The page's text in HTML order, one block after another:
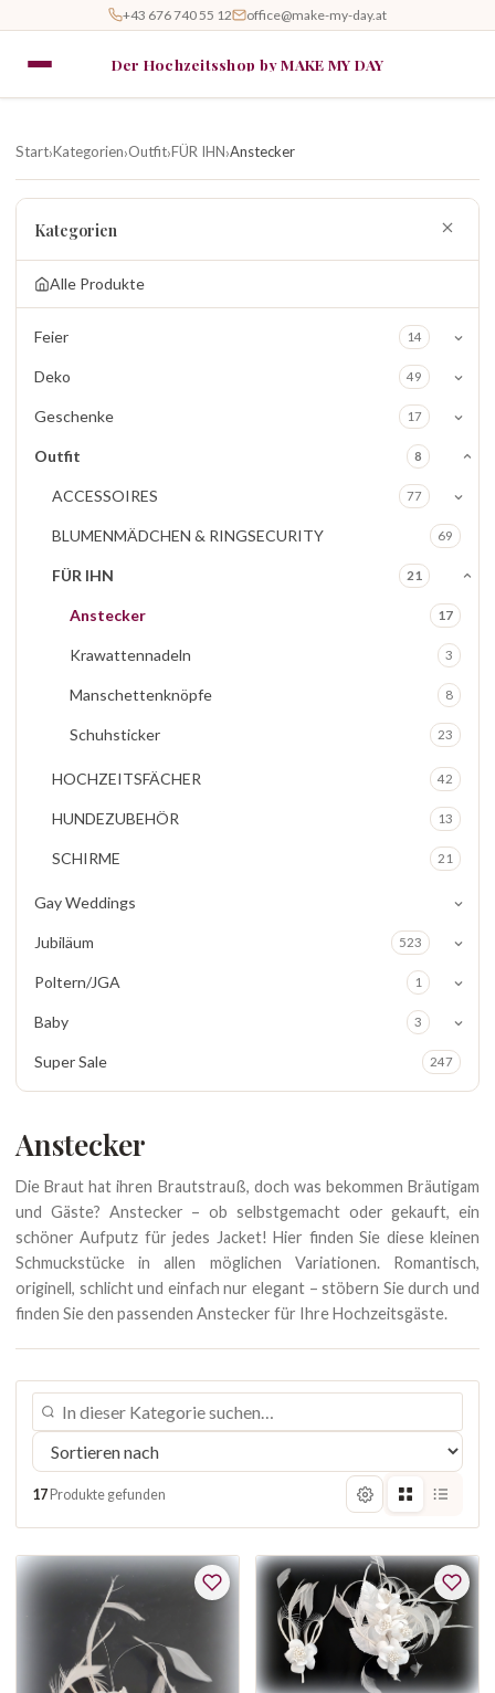
+43 676 740 55 12 office@make-my-day.at
Der Hochzeitsshop by MAKE MY DAY
Start›Kategorien›Outfit›FÜR IHN›Anstecker
Kategorien
Alle Produkte
Feier 14
Deko 49
Geschenke 17
Outfit 8
ACCESSOIRES 77
BLUMENMÄDCHEN & RINGSECURITY 69
FÜR IHN 21
Anstecker 17
Krawattennadeln 3
Manschettenknöpfe 8
Schuhsticker 23
HOCHZEITSFÄCHER 42
HUNDEZUBEHÖR 13
SCHIRME 21
Gay Weddings
Jubiläum 523
Poltern/JGA 1
Baby 3
Super Sale 247
Anstecker
Die Braut hat ihren Brautstrauß, doch was bekommen Bräutigam
und Gäste? Anstecker – ob selbstgemacht oder gekauft, ein
schöner Aufputz für jedes Jacket! Hier finden Sie diese kleinen
Schmuckstücke in allen möglichen Variationen. Romantisch,
originell, schlicht und einfach nur elegant – stöbern Sie durch und
finden Sie den passenden Anstecker für Ihre Hochzeitsgäste.
17 Produkte gefunden